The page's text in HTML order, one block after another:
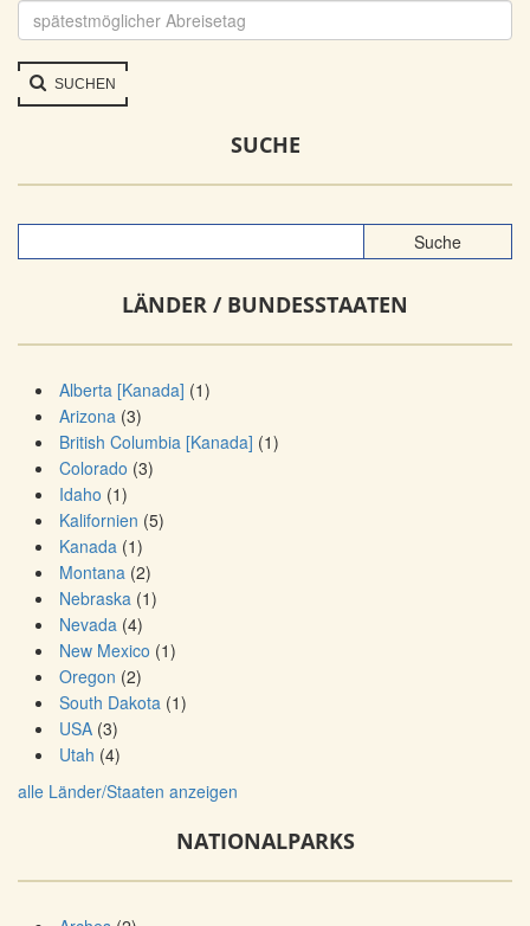
SUCHEN
SUCHE
LÄNDER / BUNDESSTAATEN
Alberta [Kanada] (1)
Arizona (3)
British Columbia [Kanada] (1)
Colorado (3)
Idaho (1)
Kalifornien (5)
Kanada (1)
Montana (2)
Nebraska (1)
Nevada (4)
New Mexico (1)
Oregon (2)
South Dakota (1)
USA (3)
Utah (4)
alle Länder/Staaten anzeigen
NATIONALPARKS